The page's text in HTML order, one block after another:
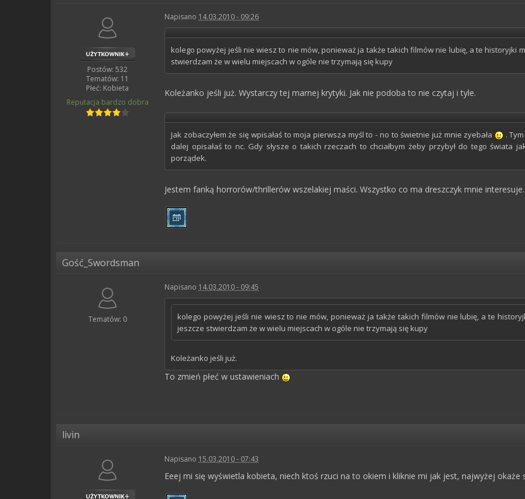
Postów: 532
Tematów: 11
Płeć: Kobieta
Reputacja bardzo dobra
Napisano 14.03.2010 - 09:26
kolego powyżej jeśli nie wiesz to nie mów, ponieważ ja także takich filmów nie lubię, a te historyjki
stwierdzam że w wielu miejscach w ogóle nie trzymają się kupy
Koleżanko jeśli już. Wystarczy tej marnej krytyki. Jak nie podoba to nie czytaj i tyle.
Jak zobaczyłem że się wpisałaś to moja pierwsza myśl to - no to świetnie już mnie zyebała .
dalej opisałaś to nc. Gdy słysze o takich rzeczach to chciałbym żeby przybył do tego świata
porządek.
Jestem fanką horrorów/thrillerów wszelakiej maści. Wszystko co ma dreszczyk mnie interesuje.
Gość_Swordsman
Tematów: 0
Napisano 14.03.2010 - 09:45
kolego powyżej jeśli nie wiesz to nie mów, ponieważ ja także takich filmów nie lubię, a te
jeszcze stwierdzam że w wielu miejscach w ogóle nie trzymają się kupy
Koleżanko jeśli już.
To zmień płeć w ustawieniach
livin
Napisano 15.03.2010 - 07:43
Eeej mi się wyświetla kobieta, niech ktoś rzuci na to okiem i kliknie mi jak jest, najwyżej okaże